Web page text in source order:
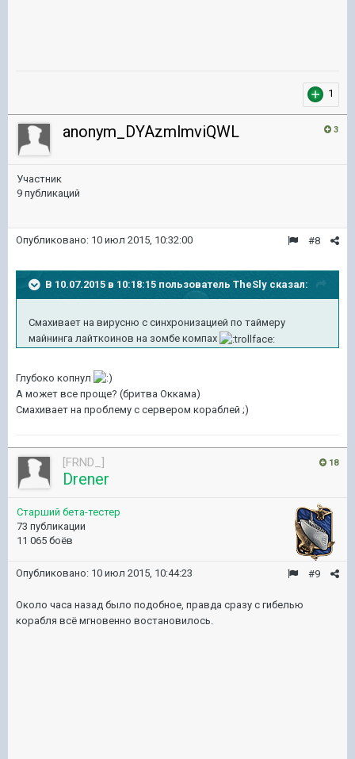
1
3
anonym_DYAzmlmviQWL
Участник
9 публикаций
#8
Опубликовано: 10 июл 2015, 10:32:00
В 10.07.2015 в 10:18:15 пользователь TheSly сказал:
Смахивает на вирусню с синхронизацией по таймеру
майнинга лайткоинов на зомбе компах
Глубоко копнул
А может все проще? (бритва Оккама)
Смахивает на проблему с сервером кораблей ;)
18
[FRND_]
Drener
Старший бета-тестер
73 публикации
11 065 боёв
#9
Опубликовано: 10 июл 2015, 10:44:23
Около часа назад было подобное, правда сразу с гибелью
корабля всё мгновенно востановилось.